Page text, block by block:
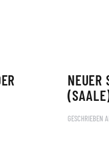
NEUER
GESCHRIEBEN